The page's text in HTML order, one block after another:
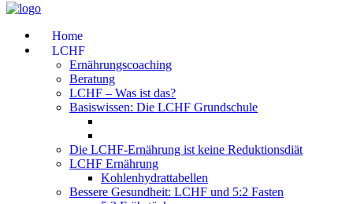
Home
LCHF
Ernährungscoaching
Beratung
LCHF – Was ist das?
Basiswissen: Die LCHF Grundschule
Die LCHF-Ernährung ist keine Reduktionsdiät
LCHF Ernährung
Kohlenhydrattabellen
Bessere Gesundheit: LCHF und 5:2 Fasten